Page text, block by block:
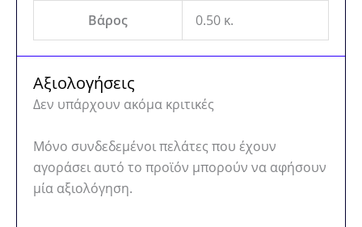
Βάρος 0.50 κ.
Αξιολογήσεις
Δεν υπάρχουν ακόμα κριτικές
Μόνο συνδεδεμένοι πελάτες που έχουν
αγοράσει αυτό το προϊόν μπορούν να αφήσουν
μία αξιολόγηση.